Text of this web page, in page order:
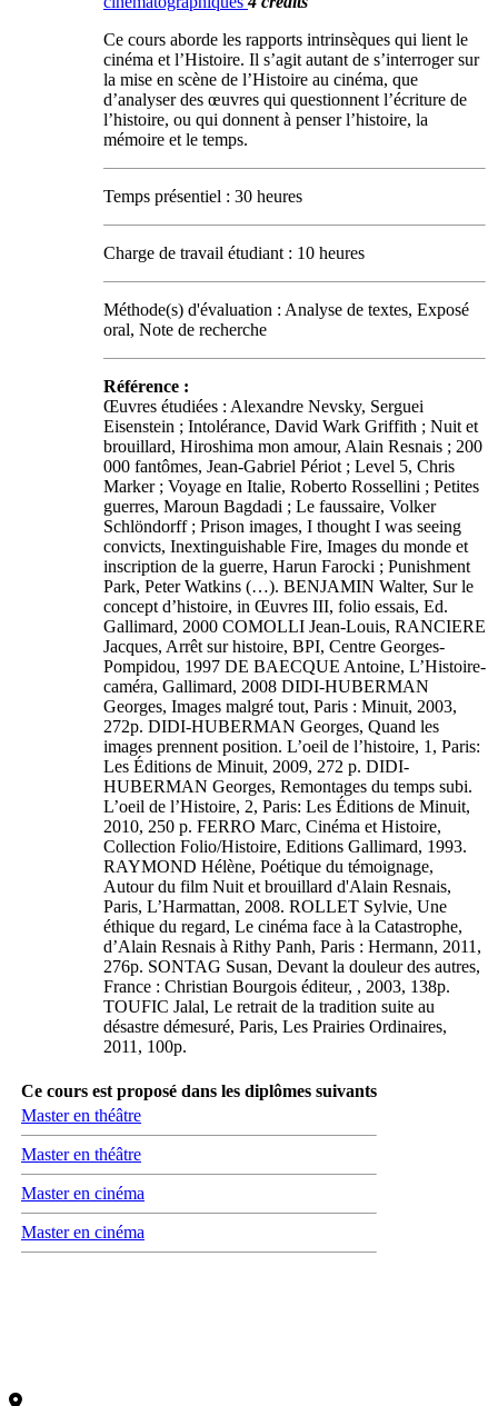
Ce cours aborde les rapports intrinsèques qui lient le
cinéma et l’Histoire. Il s’agit autant de s’interroger sur
la mise en scène de l’Histoire au cinéma, que
d’analyser des œuvres qui questionnent l’écriture de
l’histoire, ou qui donnent à penser l’histoire, la
mémoire et le temps.
Temps présentiel : 30 heures
Charge de travail étudiant : 10 heures
Méthode(s) d'évaluation : Analyse de textes, Exposé
oral, Note de recherche
Référence :
Œuvres étudiées : Alexandre Nevsky, Serguei
Eisenstein ; Intolérance, David Wark Griffith ; Nuit et
brouillard, Hiroshima mon amour, Alain Resnais ; 200
000 fantômes, Jean-Gabriel Périot ; Level 5, Chris
Marker ; Voyage en Italie, Roberto Rossellini ; Petites
guerres, Maroun Bagdadi ; Le faussaire, Volker
Schlöndorff ; Prison images, I thought I was seeing
convicts, Inextinguishable Fire, Images du monde et
inscription de la guerre, Harun Farocki ; Punishment
Park, Peter Watkins (…). BENJAMIN Walter, Sur le
concept d’histoire, in Œuvres III, folio essais, Ed.
Gallimard, 2000 COMOLLI Jean-Louis, RANCIERE
Jacques, Arrêt sur histoire, BPI, Centre Georges-
Pompidou, 1997 DE BAECQUE Antoine, L’Histoire-
caméra, Gallimard, 2008 DIDI-HUBERMAN
Georges, Images malgré tout, Paris : Minuit, 2003,
272p. DIDI-HUBERMAN Georges, Quand les
images prennent position. L’oeil de l’histoire, 1, Paris:
Les Éditions de Minuit, 2009, 272 p. DIDI-
HUBERMAN Georges, Remontages du temps subi.
L’oeil de l’Histoire, 2, Paris: Les Éditions de Minuit,
2010, 250 p. FERRO Marc, Cinéma et Histoire,
Collection Folio/Histoire, Editions Gallimard, 1993.
RAYMOND Hélène, Poétique du témoignage,
Autour du film Nuit et brouillard d'Alain Resnais,
Paris, L’Harmattan, 2008. ROLLET Sylvie, Une
éthique du regard, Le cinéma face à la Catastrophe,
d’Alain Resnais à Rithy Panh, Paris : Hermann, 2011,
276p. SONTAG Susan, Devant la douleur des autres,
France : Christian Bourgois éditeur, , 2003, 138p.
TOUFIC Jalal, Le retrait de la tradition suite au
désastre démesuré, Paris, Les Prairies Ordinaires,
2011, 100p.
Ce cours est proposé dans les diplômes suivants
Master en théâtre
Master en théâtre
Master en cinéma
Master en cinéma